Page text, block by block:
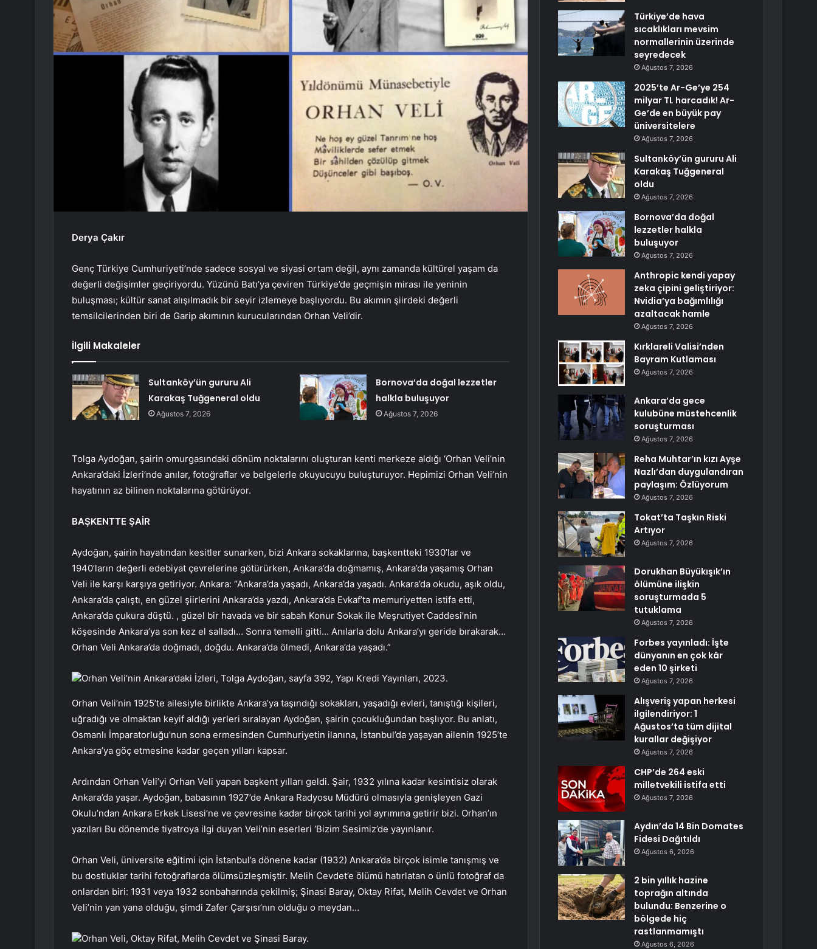
Derya Çakır
Genç Türkiye Cumhuriyeti’nde sadece sosyal ve siyasi ortam değil, aynı zamanda kültürel yaşam da
değerli değişimler geçiriyordu. Yüzünü Batı’ya çeviren Türkiye’de geçmişin mirası ile yeninin
buluşması; kültür sanat alışılmadık bir seyir izlemeye başlıyordu. Bu akımın şiirdeki değerli
temsilcilerinden biri de Garip akımının kurucularından Orhan Veli’dir.
İlgili Makaleler
Sultanköy’ün gururu Ali
Karakaş Tuğgeneral oldu
Ağustos 7, 2026
Bornova’da doğal lezzetler
halkla buluşuyor
Ağustos 7, 2026
Tolga Aydoğan, şairin omurgasındaki dönüm noktalarını oluşturan kenti merkeze aldığı ‘Orhan Veli’nin
Ankara’daki İzleri’nde anılar, fotoğraflar ve belgelerle okuyucuyu buluşturuyor. Hepimizi Orhan Veli’nin
hayatının az bilinen noktalarına götürüyor.
BAŞKENTTE ŞAİR
Aydoğan, şairin hayatından kesitler sunarken, bizi Ankara sokaklarına, başkentteki 1930’lar ve
1940’ların değerli edebiyat çevrelerine götürürken, Ankara’da doğmamış, Ankara’da yaşamış Orhan
Veli ile karşı karşıya getiriyor. Ankara: “Ankara’da yaşadı, Ankara’da yaşadı. Ankara’da okudu, aşık oldu,
Ankara’da çalıştı, en güzel şiirlerini Ankara’da yazdı, Ankara’da Evkaf’ta memuriyetten istifa etti,
Ankara’da çukura düştü. , güzel bir havada ve bir sabah Konur Sokak ile Meşrutiyet Caddesi’nin
köşesinde Ankara’ya son kez el salladı… Sonra temelli gitti… Anılarla dolu Ankara’yı geride bırakarak…
Orhan Veli Ankara’da doğmadı, doğdu. Ankara’da ölmedi, Ankara’da yaşadı.”
Orhan Veli’nin Ankara’daki İzleri, Tolga Aydoğan, sayfa 392, Yapı Kredi Yayınları, 2023.
Orhan Veli’nin 1925’te ailesiyle birlikte Ankara’ya taşındığı sokakları, yaşadığı evleri, tanıştığı kişileri,
uğradığı ve olmaktan keyif aldığı yerleri sıralayan Aydoğan, şairin çocukluğundan başlıyor. Bu anlatı,
Osmanlı İmparatorluğu’nun sona ermesinden Cumhuriyetin ilanına, İstanbul’da yaşayan ailenin 1925’te
Ankara’ya göç etmesine kadar geçen yılları kapsar.
Ardından Orhan Veli’yi Orhan Veli yapan başkent yılları geldi. Şair, 1932 yılına kadar kesintisiz olarak
Ankara’da yaşar. Aydoğan, babasının 1927’de Ankara Radyosu Müdürü olmasıyla genişleyen Gazi
Okulu’ndan Ankara Erkek Lisesi’ne ve çevresine kadar birçok tarihi yol ayrımına getirir bizi. Orhan’ın
yazıları Bu dönemde tiyatroya ilgi duyan Veli’nin eserleri ‘Bizim Sesimiz’de yayınlanır.
Orhan Veli, üniversite eğitimi için İstanbul’a dönene kadar (1932) Ankara’da birçok isimle tanışmış ve
bu dostluklar tarihi fotoğraflarda ölümsüzleşmiştir. Melih Cevdet’e ölümü hatırlatan o ünlü fotoğraf da
onlardan biri: 1931 veya 1932 sonbaharında çekilmiş; Şinasi Baray, Oktay Rifat, Melih Cevdet ve Orhan
Veli’nin yan yana olduğu, şimdi Zafer Çarşısı’nın olduğu o meydan…
Orhan Veli, Oktay Rifat, Melih Cevdet ve Şinasi Baray.
Türkiye’de hava
sıcaklıkları mevsim
normallerinin üzerinde
seyredecek
Ağustos 7, 2026
2025’te Ar-Ge’ye 254
milyar TL harcadık! Ar-
Ge’de en büyük pay
üniversitelere
Ağustos 7, 2026
Sultanköy’ün gururu Ali
Karakaş Tuğgeneral
oldu
Ağustos 7, 2026
Bornova’da doğal
lezzetler halkla
buluşuyor
Ağustos 7, 2026
Anthropic kendi yapay
zeka çipini geliştiriyor:
Nvidia’ya bağımlılığı
azaltacak hamle
Ağustos 7, 2026
Kırklareli Valisi’nden
Bayram Kutlaması
Ağustos 7, 2026
Ankara’da gece
kulubüne müstehcenlik
soruşturması
Ağustos 7, 2026
Reha Muhtar’ın kızı Ayşe
Nazlı’dan duygulandıran
paylaşım: Özlüyorum
Ağustos 7, 2026
Tokat’ta Taşkın Riski
Artıyor
Ağustos 7, 2026
Dorukhan Büyükışık’ın
ölümüne ilişkin
soruşturmada 5
tutuklama
Ağustos 7, 2026
Forbes yayınladı: İşte
dünyanın en çok kâr
eden 10 şirketi
Ağustos 7, 2026
Alışveriş yapan herkesi
ilgilendiriyor: 1
Ağustos’ta tüm dijital
kurallar değişiyor
Ağustos 7, 2026
CHP’de 264 eski
milletvekili istifa etti
Ağustos 7, 2026
Aydın’da 14 Bin Domates
Fidesi Dağıtıldı
Ağustos 6, 2026
2 bin yıllık hazine
toprağın altında
bulundu: Benzerine o
bölgede hiç
rastlanmamıştı
Ağustos 6, 2026